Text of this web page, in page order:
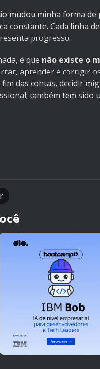
mudou minha forma de
constante. Cada linha
progresso.
é que não existe o
aprender e corrigir
das contas, decidir
também tem sido